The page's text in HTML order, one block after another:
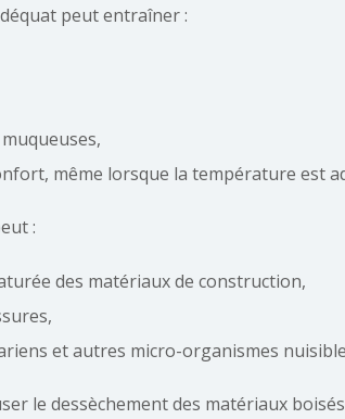
peut entraîner :
même lorsque la température est
:
des matériaux de construction,
et autres micro-organismes
le dessèchement des matériaux